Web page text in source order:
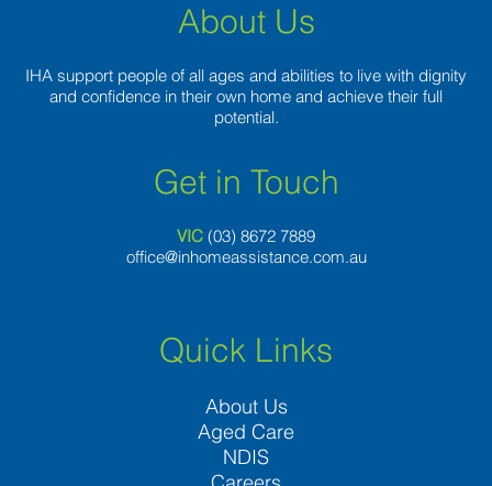
About Us
IHA support people of all ages and abilities to live with dignity
and confidence in their own home and achieve their full
potential.
Get in Touch
VIC (03) 8672 7889
office@inhomeassistance.com.au
Quick Links
About Us
Aged Care
NDIS